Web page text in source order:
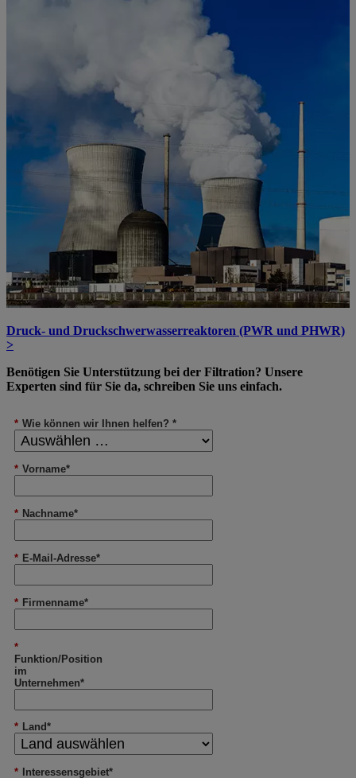
Druck- und Druckschwerwasserreaktoren (PWR und PHWR)
>
Benötigen Sie Unterstützung bei der Filtration? Unsere
Experten sind für Sie da, schreiben Sie uns einfach.
* Wie können wir Ihnen helfen? *
* Vorname*
* Nachname*
* E-Mail-Adresse*
* Firmenname*
*
Funktion/Position
im
Unternehmen*
* Land*
* Interessensgebiet*